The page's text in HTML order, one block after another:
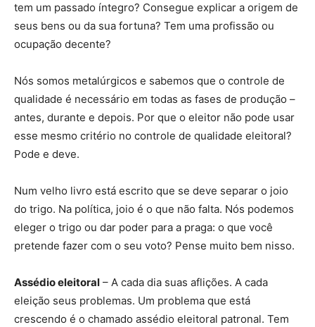
tem um passado íntegro? Consegue explicar a origem de
seus bens ou da sua fortuna? Tem uma profissão ou
ocupação decente?
Nós somos metalúrgicos e sabemos que o controle de
qualidade é necessário em todas as fases de produção –
antes, durante e depois. Por que o eleitor não pode usar
esse mesmo critério no controle de qualidade eleitoral?
Pode e deve.
Num velho livro está escrito que se deve separar o joio
do trigo. Na política, joio é o que não falta. Nós podemos
eleger o trigo ou dar poder para a praga: o que você
pretende fazer com o seu voto? Pense muito bem nisso.
Assédio eleitoral – A cada dia suas aflições. A cada
eleição seus problemas. Um problema que está
crescendo é o chamado assédio eleitoral patronal. Tem